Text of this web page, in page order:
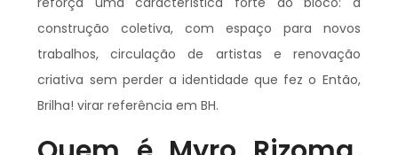
construção coletiva, com espaço para novos
trabalhos, circulação de artistas e renovação
criativa sem perder a identidade que fez o Então,
Brilha! virar referência em BH.